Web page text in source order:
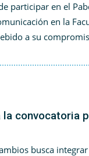
participar en el
en la
a su
la convocatoria
busca